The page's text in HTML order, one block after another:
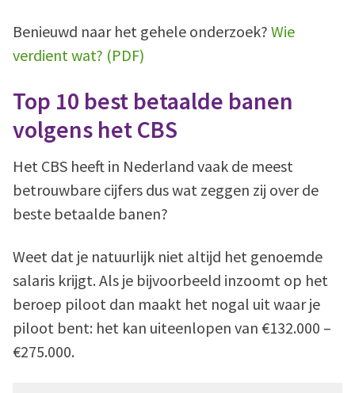
Benieuwd naar het gehele onderzoek? Wie
verdient wat? (PDF)
Top 10 best betaalde banen
volgens het CBS
Het CBS heeft in Nederland vaak de meest
betrouwbare cijfers dus wat zeggen zij over de
beste betaalde banen?
Weet dat je natuurlijk niet altijd het genoemde
salaris krijgt. Als je bijvoorbeeld inzoomt op het
beroep piloot dan maakt het nogal uit waar je
piloot bent: het kan uiteenlopen van €132.000 –
€275.000.